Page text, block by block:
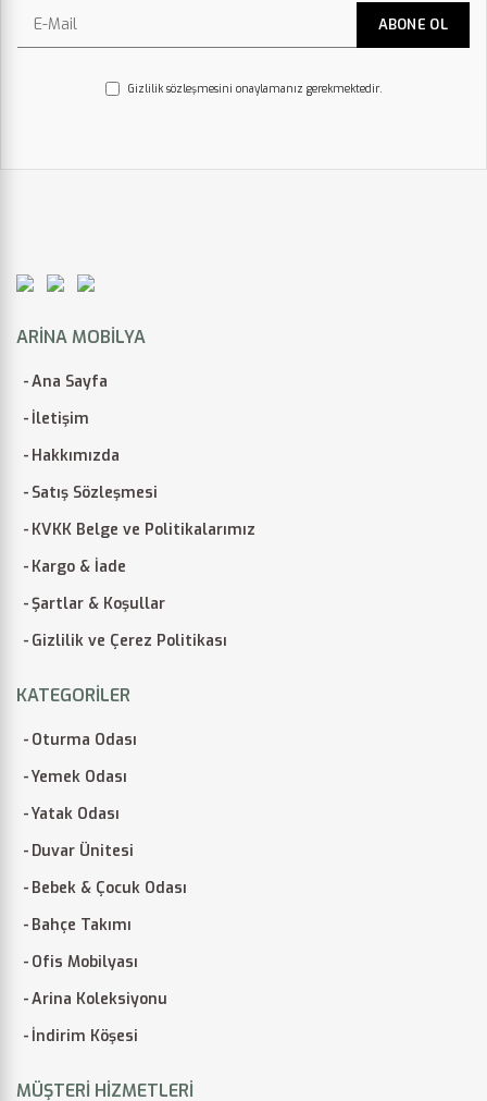
Gizlilik sözleşmesini onaylamanız gerekmektedir.
ARINA MOBILYA
Ana Sayfa
İletişim
Hakkımızda
Satış Sözleşmesi
KVKK Belge ve Politikalarımız
Kargo & İade
Şartlar & Koşullar
Gizlilik ve Çerez Politikası
KATEGORILER
Oturma Odası
Yemek Odası
Yatak Odası
Duvar Ünitesi
Bebek & Çocuk Odası
Bahçe Takımı
Ofis Mobilyası
Arina Koleksiyonu
İndirim Köşesi
MÜŞTERI HIZMETLERI